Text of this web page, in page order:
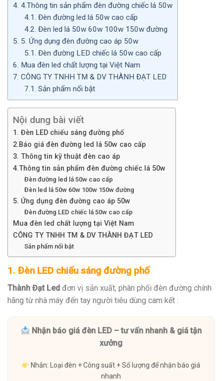
4. 4.Thông tin sản phẩm đèn đường chiếc lá 50w
4.1. Đèn đường led lá 50w cao cấp
4.2. Đèn led lá 50w 60w 100w 150w đường
5. 5. Ứng dụng đèn đường cao áp 50w
5.1. Đèn đường LED chiếc lá 50w cao cấp
6. Mua đèn led chất lượng tại Việt Nam
7. CÔNG TY TNHH TM & DV THÀNH ĐẠT LED
7.1. Sản phẩm nổi bật
Nội dung bài viết
1. Đèn LED chiếu sáng đường phố
2.Báo giá đèn đường led lá 50w cao cấp
3. Thông tin kỹ thuật đèn cao áp
4.Thông tin sản phẩm đèn đường chiếc lá 50w
Đèn đường led lá 50w cao cấp
Đèn led lá 50w 60w 100w 150w đường
5. Ứng dụng đèn đường cao áp 50w
Đèn đường LED chiếc lá 50w cao cấp
Mua đèn led chất lượng tại Việt Nam
CÔNG TY TNHH TM & DV THÀNH ĐẠT LED
Sản phẩm nổi bật
1. Đèn LED chiếu sáng đường phố
Thành Đạt Led đơn vị sản xuất, phân phối đèn đường chính
hãng từ nhà máy đến tay người tiêu dùng cam kết :
Nhận báo giá đèn LED – tư vấn nhanh & giá tận
xưởng
Nhắn: Loại đèn + Công suất + Số lượng để nhận báo giá
nhanh